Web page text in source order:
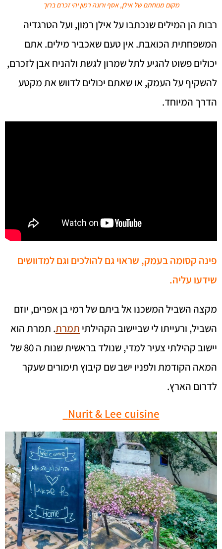
מקום מנוחתם של אילן, אסף ורונה רמון יהי זכרם ברוך
רבות הן המילים שנכתבו על אילן רמון, ועל הטרגדיה
המשפחתית הכואבת. אין טעם שאכביר מילים. אתם
יכולים פשוט להגיע לתל שמרון לגשת ולהניח אבן לזכרם,
להשקיף על העמק, או שאתם יכולים לדווש את מקטע
הדרך המיוחד.
פינה קסומה בעמק, שראוי גם להולכים וגם למדוושים
שידעו עליה.
מקצה השביל המשכנו אל ביתם של רמי בן אפרים, יוזם
השביל, ורעייתו לי שביישוב הקהילתי תמרת. תמרת הוא
יישוב קהילתי צעיר למדי, שנולד בראשית שנות ה 80 של
המאה הקודמת ולפניו ישב שם קיבוץ תימורים שעקר
לדרום הארץ.
Nurit & Lee cuisine